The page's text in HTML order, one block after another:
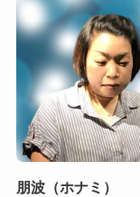
朋波（ホナミ）